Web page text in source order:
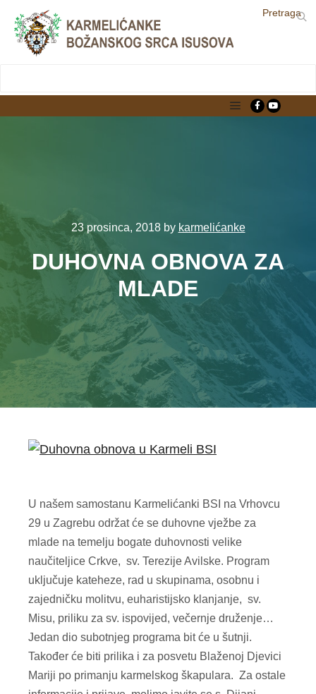
Pretraga
23 prosinca, 2018by karmelićanke
DUHOVNA OBNOVA ZA
MLADE
U našem samostanu Karmelićanki BSI na Vrhovcu
29 u Zagrebu održat će se duhovne vježbe za
mlade na temelju bogate duhovnosti velike
naučiteljice Crkve, sv. Terezije Avilske. Program
uključuje kateheze, rad u skupinama, osobnu i
zajedničku molitvu, euharistijsko klanjanje, sv.
Misu, priliku za sv. ispovijed, večernje druženje…
Jedan dio subotnjeg programa bit će u šutnji.
Također će biti prilika i za posvetu Blaženoj Djevici
Mariji po primanju karmelskog škapulara. Za ostale